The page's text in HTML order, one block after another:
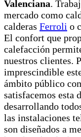
Valenciana.
mercado como
calderas Ferroli o
El confort que
calefacción
nuestros clientes.
imprescindible
ámbito público
satisfacemos esta
desarrollando
las instalaciones
son diseñados a